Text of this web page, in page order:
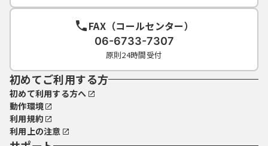
FAX（コールセンター）
06-6733-7307
原則24時間受付
初めてご利用する方
初めて利用する方へ
動作環境
利用規約
利用上の注意